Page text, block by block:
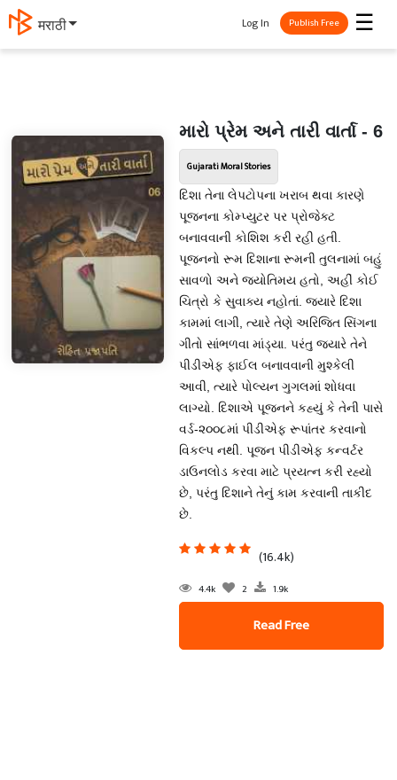
தமிழ் ☰
Log In Publish Free
મારો પ્રેમ અને તારી વાર્તા - 6
Gujarati Moral Stories
દિશા તેના લેપટોપના ખરાબ થવા કારણે
પૂજનના કોમ્પ્યુટર પર પ્રોજેક્ટ
બનાવવાની કોશિશ કરી રહી હતી.
પૂજનનો રૂમ દિશાના રૂમની તુલનામાં બહું
સાવળો અને જ્યોતિમય હતો, અહીં કોઈ
ચિત્રો કે સુવાક્ય નહોતાં. જ્યારે દિશા
કામમાં લાગી, ત્યારે તેણે અરિજિત સિંગના
ગીતો સાંભળવા માંડ્યા. પરંતુ જ્યારે તેને
પીડીએફ ફાઈલ બનાવવાની મુશ્કેલી
આવી, ત્યારે પોલ્યન ગુગલમાં શોધવા
લાગ્યો. દિશાએ પૂજનને કહ્યું કે તેની પાસે
વર્ડ-૨૦૦૮માં પીડીએફ રૂપાંતર કરવાનો
વિકલ્પ નથી. પૂજન પીડીએફ કન્વર્ટર
ડાઉનલોડ કરવા માટે પ્રયત્ન કરી રહ્યો
છે, પરંતુ દિશાને તેનું કામ કરવાની તાકીદ
છે.
(16.4k)
4.4k 2 1.9k
Read Free